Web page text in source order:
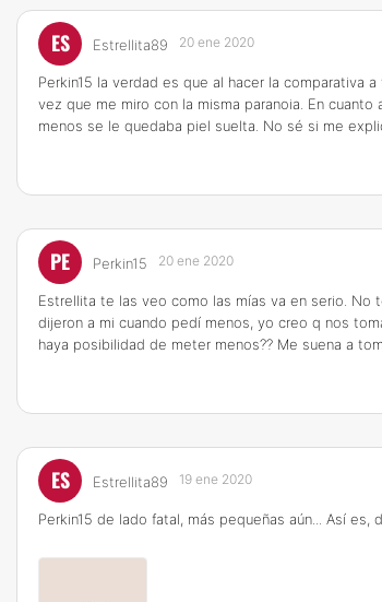
ES Estrellita89 20 ene 2020
Perkin15 la verdad es que al hacer la comparativa
vez que me miro con la misma paranoia. En
menos se le quedaba piel suelta. No sé si me
PE Perkin15 20 ene 2020
Estrellita te las veo como las mías va en serio.
dijeron a mi cuando pedí menos, yo creo q nos
haya posibilidad de meter menos?? Me suena a
ES Estrellita89 19 ene 2020
Perkin15 de lado fatal, más pequeñas aún... Así